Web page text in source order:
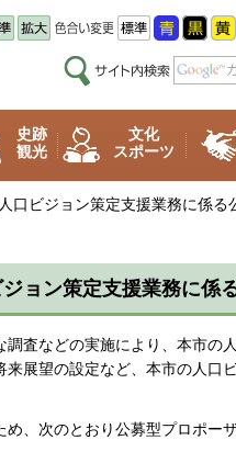
史跡
観光
文化
スポーツ
口ビジョン策定支援業務に係る
ジョン策定支援業務に係
査などの実施により、本市の
展望の設定など、本市の人口
、次のとおり公募型プロポー